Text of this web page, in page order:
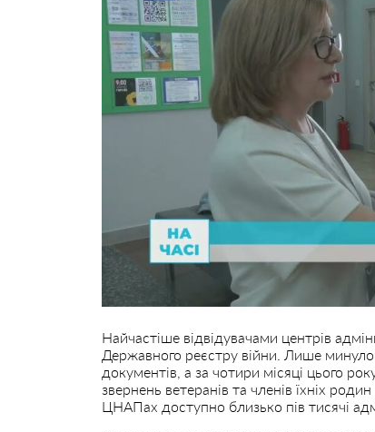
Найчастіше відвідувачами центрів
Державного реєстру війни. Лише
документів, а за чотири місяці цього
звернень ветеранів та членів їхніх
ЦНАПах доступно близько пів тисячі